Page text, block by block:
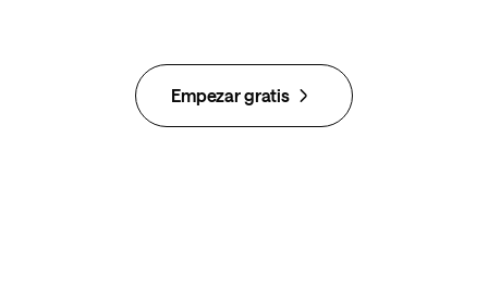
Empezar gratis